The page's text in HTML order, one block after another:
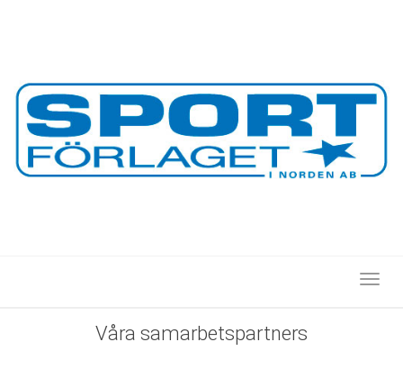
Våra samarbetspartners